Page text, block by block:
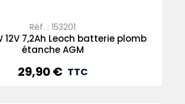
Réf. : 153201
12V 7,2Ah Leoch batterie plomb
étanche AGM
Prix
29,90 € TTC